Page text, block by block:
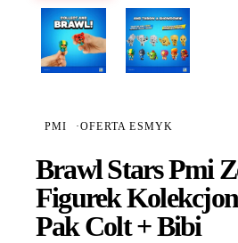
PMI ·OFERTA ESMYK
Brawl Stars Pmi
Figurek
Pak Colt + Bibi